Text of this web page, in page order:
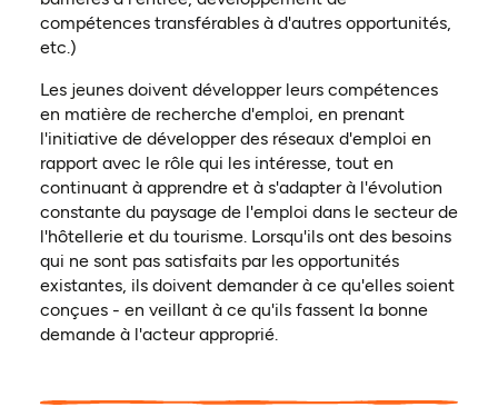
compétences transférables à d'autres opportunités,
etc.)
Les jeunes doivent développer leurs compétences
en matière de recherche d'emploi, en prenant
l'initiative de développer des réseaux d'emploi en
rapport avec le rôle qui les intéresse, tout en
continuant à apprendre et à s'adapter à l'évolution
constante du paysage de l'emploi dans le secteur de
l'hôtellerie et du tourisme. Lorsqu'ils ont des besoins
qui ne sont pas satisfaits par les opportunités
existantes, ils doivent demander à ce qu'elles soient
conçues - en veillant à ce qu'ils fassent la bonne
demande à l'acteur approprié.